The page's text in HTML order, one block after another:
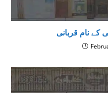
کے نام قربانی